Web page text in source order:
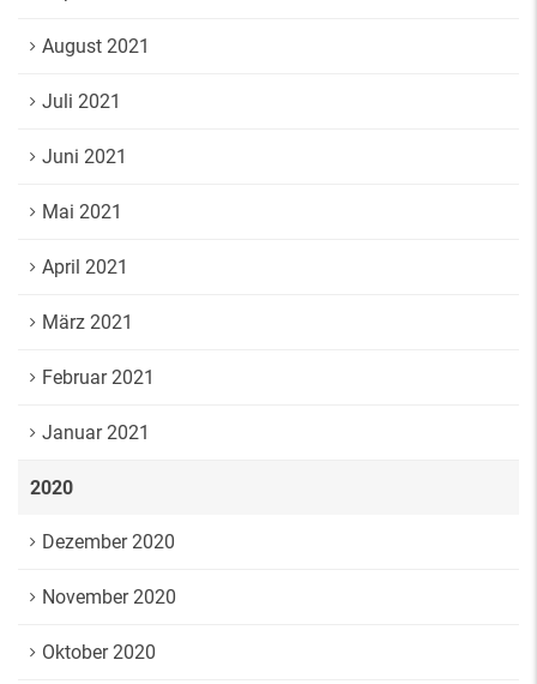
August 2021
Juli 2021
Juni 2021
Mai 2021
April 2021
März 2021
Februar 2021
Januar 2021
2020
Dezember 2020
November 2020
Oktober 2020